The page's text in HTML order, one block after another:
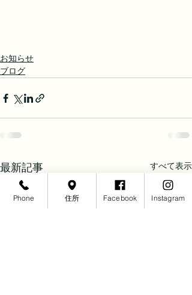
お知らせ
ブログ
最新記事 すべて表示
Phone 住所 Facebook Instagram